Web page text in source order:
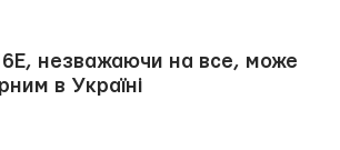
незважаючи на все, може
в Україні